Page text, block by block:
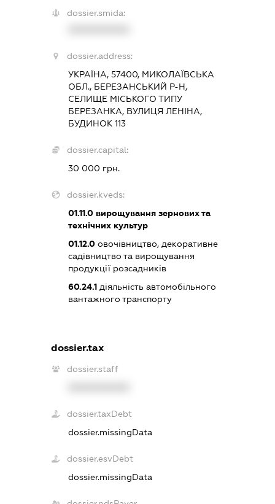
dossier.smida:
dossier.address:
УКРАЇНА, 57400, МИКОЛАЇВСЬКА
ОБЛ., БЕРЕЗАНСЬКИЙ Р-Н,
СЕЛИЩЕ МІСЬКОГО ТИПУ
БЕРЕЗАНКА, ВУЛИЦЯ ЛЕНІНА,
БУДИНОК 113
dossier.capital:
30 000 грн.
dossier.kveds:
01.11.0 вирощування зернових та
технічних культур
01.12.0 овочівництво, декоративне
садівництво та вирощування
продукції розсадників
60.24.1 діяльність автомобільного
вантажного транспорту
dossier.tax
dossier.staff
dossier.taxDebt
dossier.missingData
dossier.esvDebt
dossier.missingData